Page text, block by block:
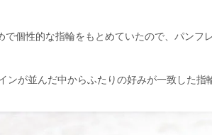
で個性的な指輪をもとめていたので、パン
ンが並んだ中からふたりの好みが一致した指